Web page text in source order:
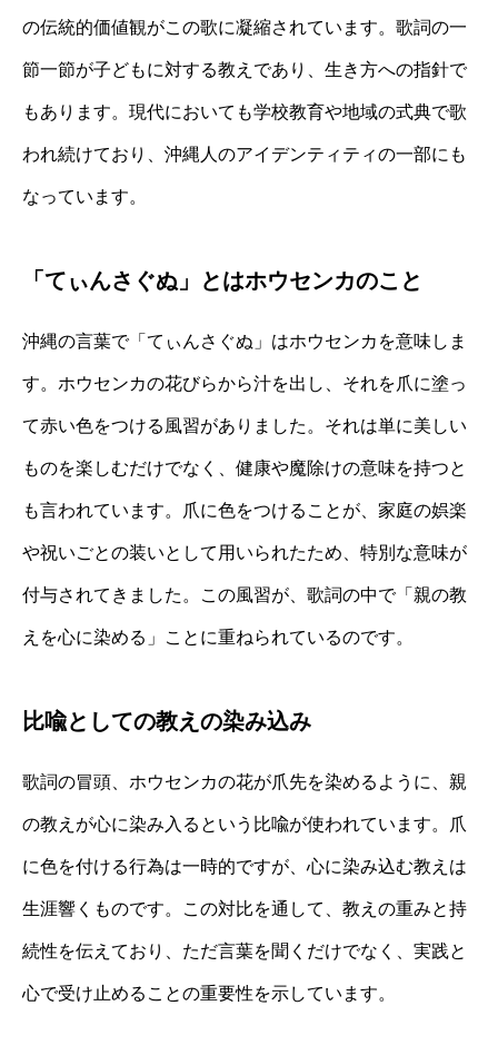
の伝統的価値観がこの歌に凝縮されています。歌詞の一
節一節が子どもに対する教えであり、生き方への指針で
もあります。現代においても学校教育や地域の式典で歌
われ続けており、沖縄人のアイデンティティの一部にも
なっています。
「てぃんさぐぬ」とはホウセンカのこと
沖縄の言葉で「てぃんさぐぬ」はホウセンカを意味しま
す。ホウセンカの花びらから汁を出し、それを爪に塗っ
て赤い色をつける風習がありました。それは単に美しい
ものを楽しむだけでなく、健康や魔除けの意味を持つと
も言われています。爪に色をつけることが、家庭の娯楽
や祝いごとの装いとして用いられたため、特別な意味が
付与されてきました。この風習が、歌詞の中で「親の教
えを心に染める」ことに重ねられているのです。
比喩としての教えの染み込み
歌詞の冒頭、ホウセンカの花が爪先を染めるように、親
の教えが心に染み入るという比喩が使われています。爪
に色を付ける行為は一時的ですが、心に染み込む教えは
生涯響くものです。この対比を通して、教えの重みと持
続性を伝えており、ただ言葉を聞くだけでなく、実践と
心で受け止めることの重要性を示しています。